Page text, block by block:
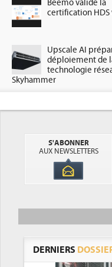
Beemo valide la
certification HDS
Upscale AI
déploiement de
technologie
Skyhammer
S'ABONNER
AUX NEWSLETTERS
DERNIERS